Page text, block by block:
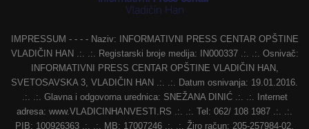
IMPRESSUM - - - - Naziv: INFORMATIVNI PRESS CENTAR OPŠTINE
VLADIČIN HAN .:. .:. Registarski broje medija: IN000337 .:. .:. Osnivač:
INFORMATIVNI PRESS CENTAR OPŠTINE VLADIČIN HAN,
SVETOSAVSKA 3, VLADIČIN HAN .:. .:. Datum osnivanja: 19.01.2016.
.:. .:. Glavna i odgovorna urednica: SNEŽANA DINIĆ .:. .:. Internet
adresa: www.VLADICINHANVESTI.RS .:. .:. Tel: 062/ 108 1987 .:. .:.
PIB: 100926363 .:. .:. MB: 17007246 .:. .:. Žiro račun: 205-257984-02,